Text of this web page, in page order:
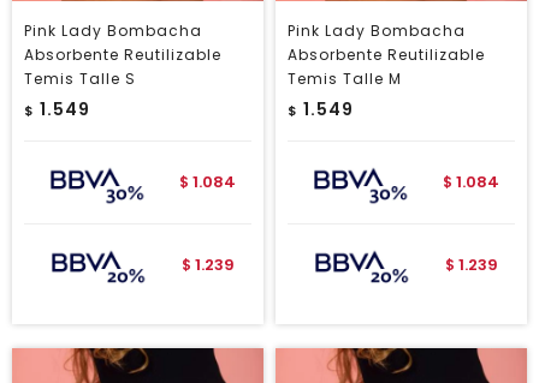
Pink Lady Bombacha
Absorbente Reutilizable
Temis Talle S
$ 1.549
$ 1.084
$ 1.239
Pink Lady Bombacha
Absorbente Reutilizable
Temis Talle M
$ 1.549
$ 1.084
$ 1.239